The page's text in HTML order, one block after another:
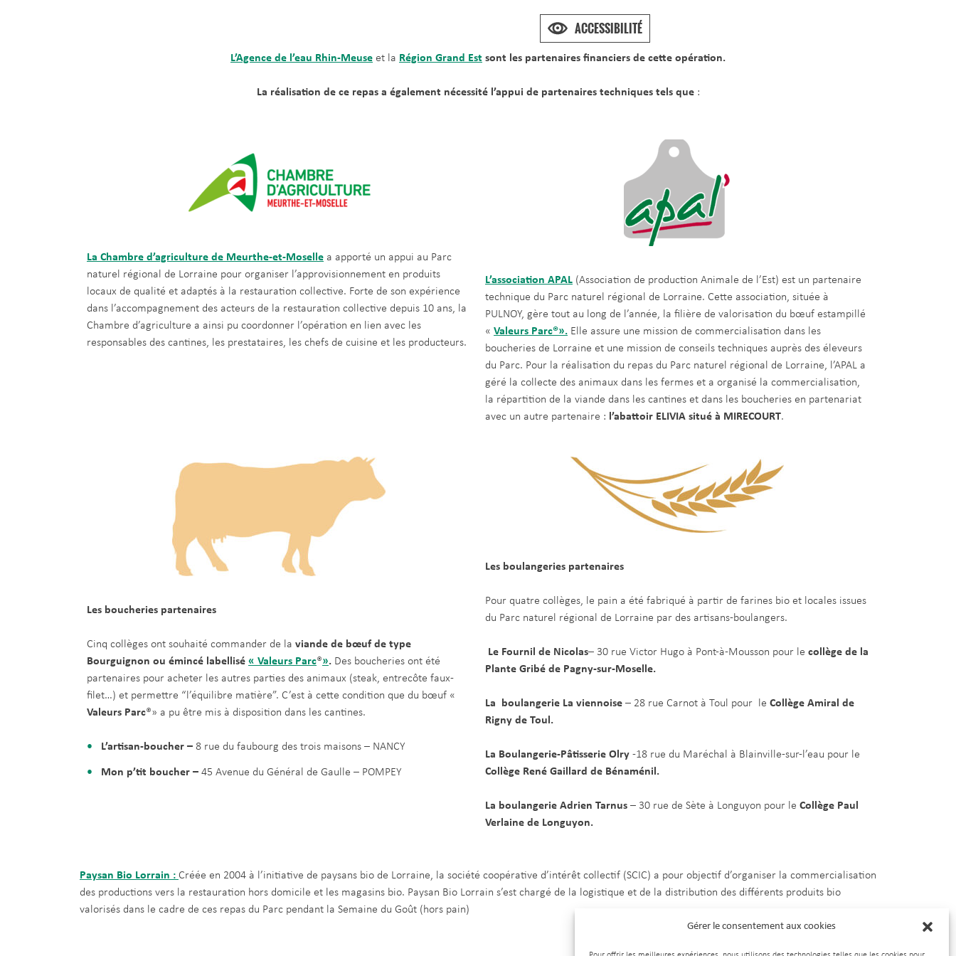
Gérer le consentement aux cookies
L’Agence de l’eau Rhin-Meuse et la Région Grand Est sont les partenaires financiers de cette opération.
La réalisation de ce repas a également nécessité l’appui de partenaires techniques tels que :
La Chambre d’agriculture de Meurthe-et-Moselle a apporté un appui au Parc
naturel régional de Lorraine pour organiser l’approvisionnement en produits
locaux de qualité et adaptés à la restauration collective. Forte de son expérience
dans l’accompagnement des acteurs de la restauration collective depuis 10 ans, la
Chambre d’agriculture a ainsi pu coordonner l’opération en lien avec les
responsables des cantines, les prestataires, les chefs de cuisine et les producteurs.
L’association APAL (Association de production Animale de l’Est) est un partenaire
technique du Parc naturel régional de Lorraine. Cette association, située à
PULNOY, gère tout au long de l’année, la filière de valorisation du bœuf estampillé
« Valeurs Parc®». Elle assure une mission de commercialisation dans les
boucheries de Lorraine et une mission de conseils techniques auprès des éleveurs
du Parc. Pour la réalisation du repas du Parc naturel régional de Lorraine, l’APAL a
géré la collecte des animaux dans les fermes et a organisé la commercialisation,
la répartition de la viande dans les cantines et dans les boucheries en partenariat
avec un autre partenaire : l’abattoir ELIVIA situé à MIRECOURT.
Les boucheries partenaires
Cinq collèges ont souhaité commander de la viande de bœuf de type
Bourguignon ou émincé labellisé « Valeurs Parc®». Des boucheries ont été
partenaires pour acheter les autres parties des animaux (steak, entrecôte faux-
filet…) et permettre “l’équilibre matière”. C’est à cette condition que du bœuf «
Valeurs Parc®» a pu être mis à disposition dans les cantines.
L’artisan-boucher – 8 rue du faubourg des trois maisons – NANCY
Mon p’tit boucher – 45 Avenue du Général de Gaulle – POMPEY
Les boulangeries partenaires
Pour quatre collèges, le pain a été fabriqué à partir de farines bio et locales issues
du Parc naturel régional de Lorraine par des artisans-boulangers.
Le Fournil de Nicolas– 30 rue Victor Hugo à Pont-à-Mousson pour le collège de la
Plante Gribé de Pagny-sur-Moselle.
La boulangerie La viennoise – 28 rue Carnot à Toul pour le Collège Amiral de
Rigny de Toul.
La Boulangerie-Pâtisserie Olry -18 rue du Maréchal à Blainville-sur-l’eau pour le
Collège René Gaillard de Bénaménil.
La boulangerie Adrien Tarnus – 30 rue de Sète à Longuyon pour le Collège Paul
Verlaine de Longuyon.
Paysan Bio Lorrain : Créée en 2004 à l’initiative de paysans bio de Lorraine, la société coopérative d’intérêt collectif (SCIC) a pour objectif d’organiser la commercialisation
des productions vers la restauration hors domicile et les magasins bio. Paysan Bio Lorrain s’est chargé de la logistique et de la distribution des différents produits bio
valorisés dans le cadre de ces repas du Parc pendant la Semaine du Goût (hors pain)
ACCESSIBILITÉ